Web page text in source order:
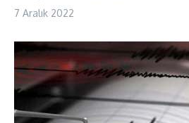
7 Aralık 2022